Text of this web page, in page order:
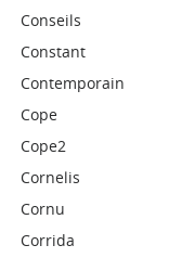
Conseils
Constant
Contemporain
Cope
Cope2
Cornelis
Cornu
Corrida